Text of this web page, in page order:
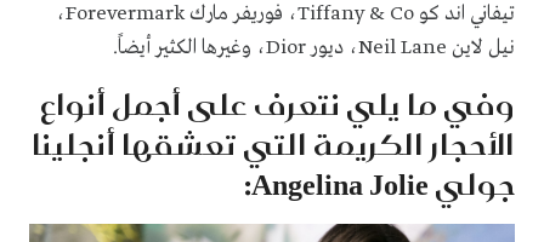
تيفاني اند كو Tiffany & Co، فوريفر ماركForevermark،
نيل لاين Neil Lane، ديور Dior، وغيرها الكثير أيضاً.
وفي ما يلي نتعرف على أجمل أنواع
الأحجار الكريمة التي تعشقها أنجلينا
جولي Angelina Jolie: